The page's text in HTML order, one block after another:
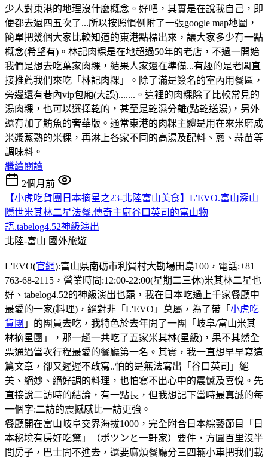
少人對東港的地理沒什麼概念。好吧，其實是在說我自己，即
便都去過四五次了...所以按照慣例附了一張google map地圖，
簡單把幾個大家比較知道的東港點標出來，讓大家多少有一點
概念(希望有)。林記肉粿是在地超過50年的老店，不過一開始
我們是想去吃葉家肉粿，結果人家還在準備...有趣的是老闆直
接推薦我們來吃「林記肉粿」。除了滿是簽名的室內用餐區，
旁邊還有巷內vip包廂(大誤).......。這裡的肉粿除了比較常見的
湯肉粿，也可以選擇乾的，甚至是乾濕分離(點乾送湯)，另外
還有加了鮪魚的奢華版。通常東港的肉粿主體是用在來米磨成
米漿蒸熟的米粿，再淋上各家不同的高湯及配料、蔥、蒜苗等
調味料。
繼續閱讀
2個月前
【小虎吃貨團日本摘星之23-北陸富山美食】L'EVO.富山深山
隱世米其林二星法餐.傳奇主廚谷口英司的富山物
語.tabelog4.52神級演出
北陸-富山 國外旅遊
L'EVO(官網):富山県南砺市利賀村大勘場田島100，電話:+81
763-68-2115，營業時間:12:00-22:00(星期二三休)米其林二星也
好、tabelog4.52的神級演出也罷，我在日本吃過上千家餐廳中
最愛的一家(料理)，絕對非「L'EVO」莫屬，為了帶「 小虎吃
貨團 」的團員去吃，我特色於去年開了一團「岐阜/富山米其
林摘星團」，那一趟一共吃了五家米其林(星級)，果不其然全
票通過當次行程最愛的餐廳第一名。其實，我一直想早早寫這
篇文章，卻又遲遲不敢寫..怕的是無法寫出「谷口英司」絕
美、絕妙、絕好調的料理，也怕寫不出心中的震憾及喜悅。先
直接說二訪時的結論，有一點長，但我想記下當時最真誠的每
一個字:二訪的震撼感比一訪更強。
餐廳開在富山岐阜交界海拔1000，完全附合日本綜藝節目「日
本秘境有房好吃驚」（ポツンと一軒家）要件，方圓百里沒半
間房子，巴士開不進去，還要麻煩餐廳分三四輛小車把我們載